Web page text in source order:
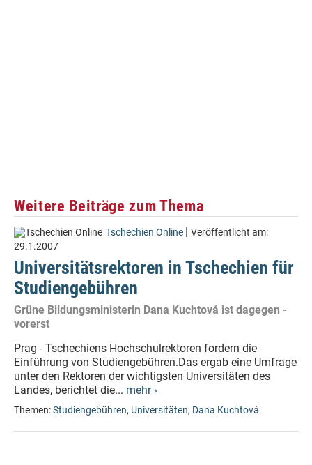
Weitere Beiträge zum Thema
Tschechien Online | Veröffentlicht am:
29.1.2007
Universitätsrektoren in Tschechien für
Studiengebühren
Grüne Bildungsministerin Dana Kuchtová ist dagegen -
vorerst
Prag - Tschechiens Hochschulrektoren fordern die
Einführung von Studiengebühren.Das ergab eine Umfrage
unter den Rektoren der wichtigsten Universitäten des
Landes, berichtet die... mehr ›
Themen:Studiengebühren, Universitäten, Dana Kuchtová